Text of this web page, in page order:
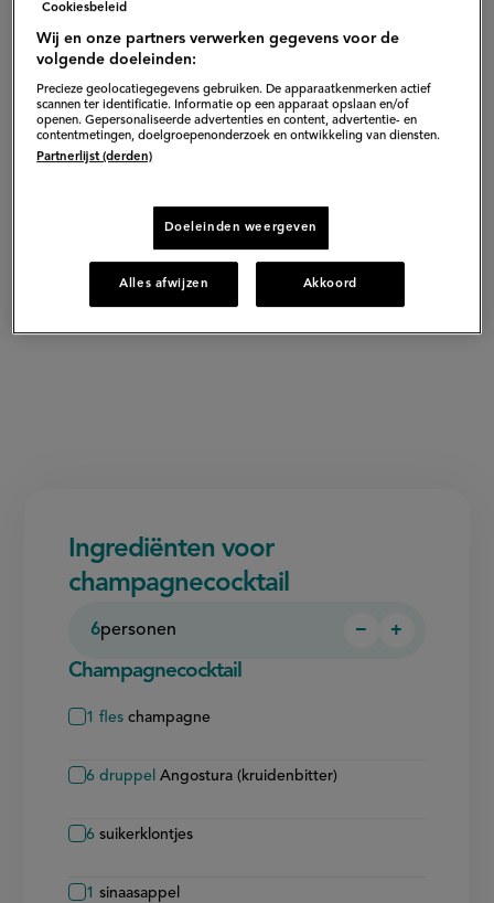
Ingrediënten voor
champagnecocktail
6personen
Persoon
−
Persoon
+
Champagnecocktail
1 fles champagne
6 druppel Angostura (kruidenbitter)
6 suikerklontjes
1 sinaasappel
Cookiesbeleid
Wij en onze partners verwerken gegevens voor de
volgende doeleinden:
Precieze geolocatiegegevens gebruiken. De apparaatkenmerken actief
scannen ter identificatie. Informatie op een apparaat opslaan en/of
openen. Gepersonaliseerde advertenties en content, advertentie- en
contentmetingen, doelgroepenonderzoek en ontwikkeling van diensten.
Partnerlijst (derden)
Doeleinden weergeven
Alles afwijzen Akkoord